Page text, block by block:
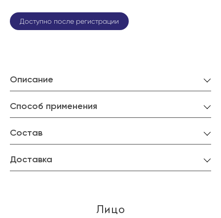
Доступно после регистрации
Описание
Способ применения
Состав
Доставка
Лицо